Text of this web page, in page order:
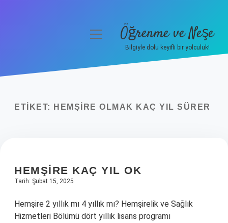
Yasal Uyarı
menüyüÖğrenme ve Neşe
Bilgiyle dolu keyifli bir yolculuk!
ETIKET: HEMŞIRE OLMAK KAÇ YIL SÜRER
HEMŞIRE KAÇ YIL OK
Tarih: Şubat 15, 2025
Hemşire 2 yıllık mı 4 yıllık mı? Hemşirelik ve Sağlık
Hizmetleri Bölümü dört yıllık lisans programı